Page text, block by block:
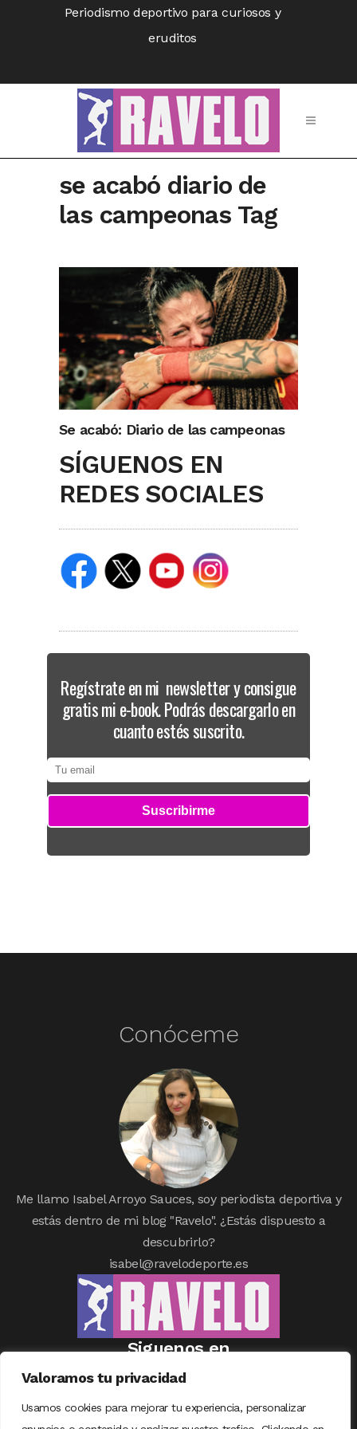
Valoramos tu privacidad
Usamos cookies para mejorar tu experiencia, personalizar
Periodismo deportivo para curiosos y
eruditos
se acabó diario de
las campeonas Tag
Se acabó: Diario de las campeonas
SÍGUENOS EN
REDES SOCIALES
Regístrate en mi newsletter y consigue
gratis mi e-book. Podrás descargarlo en
cuanto estés suscrito.
Conóceme
Me llamo Isabel Arroyo Sauces, soy periodista deportiva y
estás dentro de mi blog "Ravelo". ¿Estás dispuesto a
descubrirlo?
isabel@ravelodeporte.es
Siguenos en